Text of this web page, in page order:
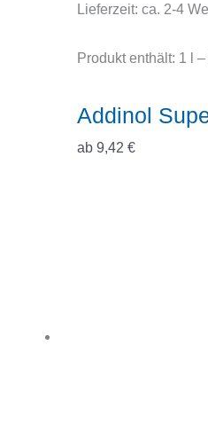
Lieferzeit: ca. 2-4
Produkt enthält: 1 –
Addinol
ab 9,42 €